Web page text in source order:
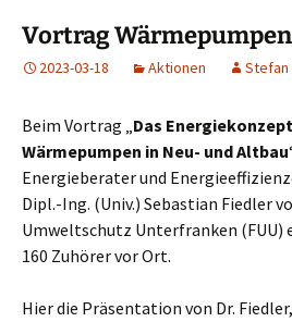
Vortrag Wärmepumpen
2023-03-18 Aktionen Stefan
Beim Vortrag „Das
Wärmepumpen in Neu- und Altbau
Energieberater und
Dipl.-Ing. (Univ.) Sebastian Fiedler
Umweltschutz Unterfranken (FUU)
160 Zuhörer vor Ort.
Hier die Präsentation von Dr.